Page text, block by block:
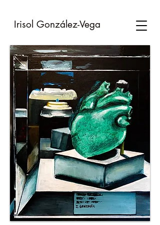
Irisol González-Vega